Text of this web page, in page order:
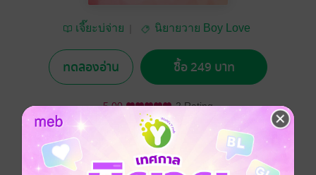
เจี๊ยะบ่จ่าย
นิยายวาย Boy Love
ทดลองอ่าน ซื้อ 249 บาท
5.00 2 Rating
อยากได้ ซื้อเป็นของขวัญ ติดตาม แชร์